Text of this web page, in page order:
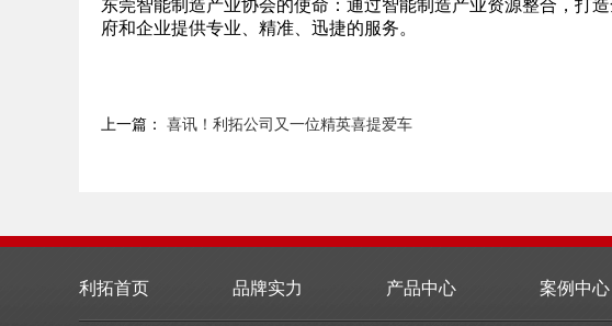
东莞智能制造产业协会的使命：通过智能制造产业资源整合，打
府和企业提供专业、精准、迅捷的服务。
上一篇： 喜讯！利拓公司又一位精英喜提爱车
利拓首页 品牌实力 产品中心 案例中心